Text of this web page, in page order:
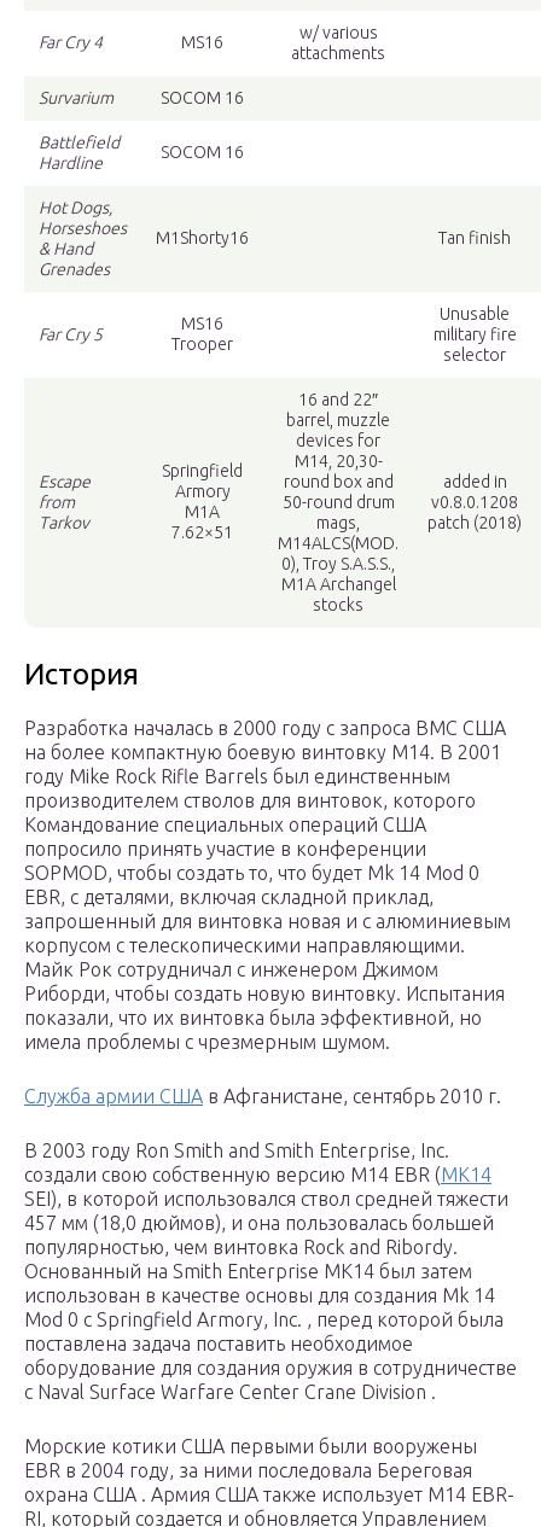
Far Cry 4 MS16
w/ various
attachments
Survarium SOCOM 16
Battlefield
Hardline
SOCOM 16
Hot Dogs,
Horseshoes
& Hand
Grenades
M1Shorty16 Tan finish
Far Cry 5
MS16
Trooper
Unusable
military fire
selector
Escape
from
Tarkov
Springfield
Armory
M1A
7.62×51
16 and 22″
barrel, muzzle
devices for
M14, 20,30-
round box and
50-round drum
mags,
M14ALCS(MOD.
0), Troy S.A.S.S.,
M1A Archangel
stocks
added in
v0.8.0.1208
patch (2018)
История
Разработка началась в 2000 году с запроса ВМС США
на более компактную боевую винтовку M14. В 2001
году Mike Rock Rifle Barrels был единственным
производителем стволов для винтовок, которого
Командование специальных операций США
попросило принять участие в конференции
SOPMOD, чтобы создать то, что будет Mk 14 Mod 0
EBR, с деталями, включая складной приклад,
запрошенный для винтовка новая и с алюминиевым
корпусом с телескопическими направляющими.
Майк Рок сотрудничал с инженером Джимом
Риборди, чтобы создать новую винтовку. Испытания
показали, что их винтовка была эффективной, но
имела проблемы с чрезмерным шумом.
Служба армии США в Афганистане, сентябрь 2010 г.
В 2003 году Ron Smith and Smith Enterprise, Inc.
создали свою собственную версию M14 EBR (MK14
SEI), в которой использовался ствол средней тяжести
457 мм (18,0 дюймов), и она пользовалась большей
популярностью, чем винтовка Rock and Ribordy.
Основанный на Smith Enterprise MK14 был затем
использован в качестве основы для создания Mk 14
Mod 0 с Springfield Armory, Inc. , перед которой была
поставлена ​​задача поставить необходимое
оборудование для создания оружия в сотрудничестве
с Naval Surface Warfare Center Crane Division .
Морские котики США первыми были вооружены
EBR в 2004 году, за ними последовала Береговая
охрана США . Армия США также использует M14 EBR-
RI, который создается и обновляется Управлением